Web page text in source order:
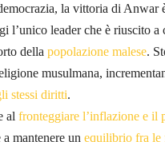
la vittoria di Anwar
l’unico leader che è riuscito a
della popolazione malese.
musulmana,
stessi diritti.
al fronteggiare l’inflazione e il
mantenere un equilibrio fra le